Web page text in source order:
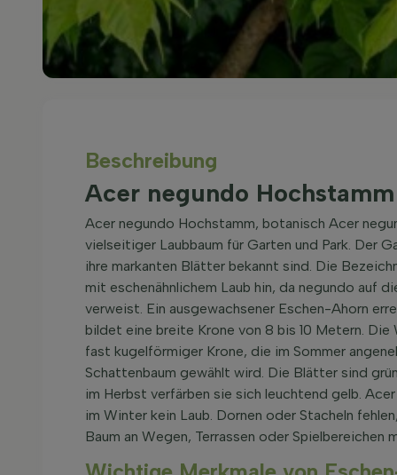
Beschreibung
Acer negundo
Acer negundo Hochstamm, botanisch Acer
vielseitiger Laubbaum für Garten und Park. Der
ihre markanten Blätter bekannt sind. Die
mit eschenähnlichem Laub hin, da negundo auf
verweist. Ein ausgewachsener Eschen-Ahorn
bildet eine breite Krone von 8 bis 10 Metern.
fast kugelförmiger Krone, die im Sommer
Schattenbaum gewählt wird. Die Blätter sind
im Herbst verfärben sie sich leuchtend gelb.
im Winter kein Laub. Dornen oder Stacheln
Baum an Wegen, Terrassen oder Spielbereichen